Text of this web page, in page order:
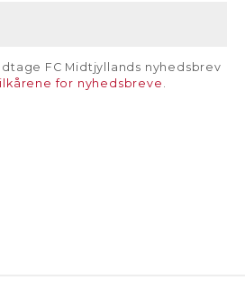
FC Midtjyllands nyhedsbrev
for nyhedsbreve .